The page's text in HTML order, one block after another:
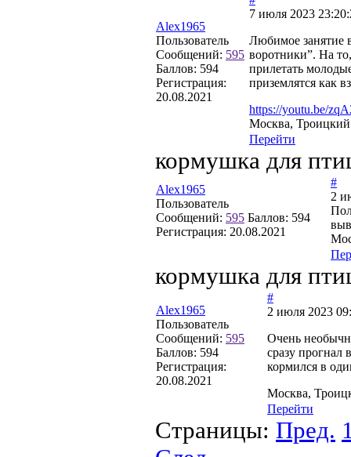
Alex1965
Пользователь
Сообщений: 595
Баллов: 594
Регистрация:
20.08.2021
7 июля 2023
Любимое занятие
воротники”. На
прилетать
приземлятся как
https://youtu.be/
Москва,
Перейти
кормушка для
Alex1965
Пользователь
Сообщений: 595 Баллов: 594
Регистрация: 20.08.2021
#
2
кормушка для
Alex1965
Пользователь
Сообщений: 595
Баллов: 594
Регистрация:
20.08.2021
#
2 июля 2023
Очень
сразу прогнал
кормился в
Москва,
Перейти
Страницы: Пред.